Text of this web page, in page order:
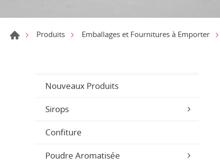
Produits Emballages et Fournitures à Emporter
Nouveaux Produits
Sirops
Confiture
Poudre Aromatisée